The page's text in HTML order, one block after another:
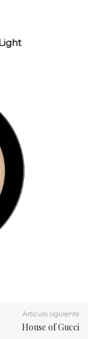
Artículo siguiente
House of Gucci